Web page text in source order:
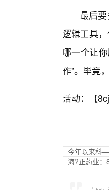
最后
逻辑工具
哪一个让
作”。毕竟
活动：【
今年以来科
海?正药业：